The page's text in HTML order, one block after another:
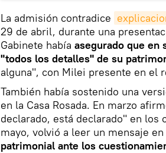
La admisión contradice
29 de abril, durante una
Gabinete había asegurado que en
"todos los detalles" de su
alguna", con Milei presente en el
También había sostenido una
en la Casa Rosada. En marzo
declarado, está declarado" en los
mayo, volvió a leer un mensaje
patrimonial ante los